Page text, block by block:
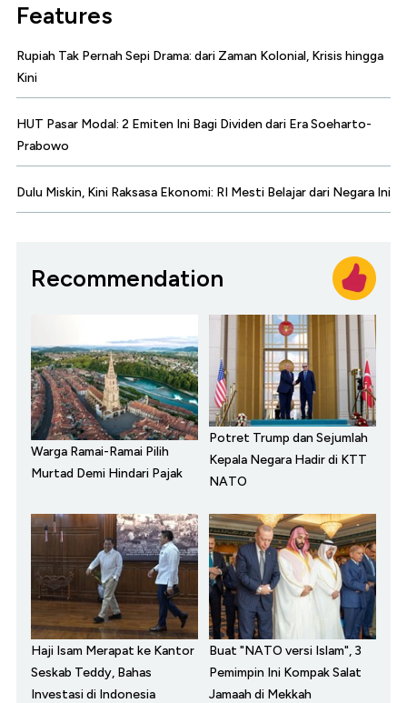
Features
Rupiah Tak Pernah Sepi Drama: dari Zaman Kolonial, Krisis hingga
Kini
HUT Pasar Modal: 2 Emiten Ini Bagi Dividen dari Era Soeharto-
Prabowo
Dulu Miskin, Kini Raksasa Ekonomi: RI Mesti Belajar dari Negara Ini
Recommendation
Warga Ramai-Ramai Pilih
Murtad Demi Hindari Pajak
Potret Trump dan Sejumlah
Kepala Negara Hadir di KTT
NATO
Haji Isam Merapat ke Kantor
Seskab Teddy, Bahas
Investasi di Indonesia
Buat "NATO versi Islam", 3
Pemimpin Ini Kompak Salat
Jamaah di Mekkah